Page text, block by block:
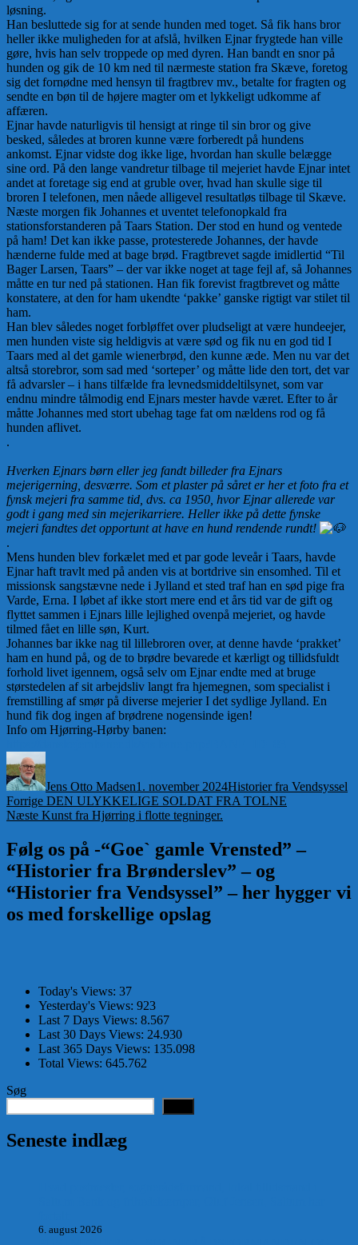
løsning.
Han besluttede sig for at sende hunden med toget. Så fik hans bror
heller ikke muligheden for at afslå, hvilken Ejnar frygtede han ville
gøre, hvis han selv troppede op med dyren. Han bandt en snor på
hunden og gik de 10 km ned til nærmeste station fra Skæve, foretog
sig det fornødne med hensyn til fragtbrev mv., betalte for fragten og
sendte en bøn til de højere magter om et lykkeligt udkomme af
affæren.
Ejnar havde naturligvis til hensigt at ringe til sin bror og give
besked, således at broren kunne være forberedt på hundens
ankomst. Ejnar vidste dog ikke lige, hvordan han skulle belægge
sine ord. På den lange vandretur tilbage til mejeriet havde Ejnar intet
andet at foretage sig end at gruble over, hvad han skulle sige til
broren I telefonen, men nåede alligevel resultatløs tilbage til Skæve.
Næste morgen fik Johannes et uventet telefonopkald fra
stationsforstanderen på Taars Station. Der stod en hund og ventede
på ham! Det kan ikke passe, protesterede Johannes, der havde
hænderne fulde med at bage brød. Fragtbrevet sagde imidlertid “Til
Bager Larsen, Taars” – der var ikke noget at tage fejl af, så Johannes
måtte en tur ned på stationen. Han fik forevist fragtbrevet og måtte
konstatere, at den for ham ukendte ‘pakke’ ganske rigtigt var stilet til
ham.
Han blev således noget forbløffet over pludseligt at være hundeejer,
men hunden viste sig heldigvis at være sød og fik nu en god tid I
Taars med al det gamle wienerbrød, den kunne æde. Men nu var det
altså storebror, som sad med ‘sorteper’ og måtte lide den tort, det var
få advarsler – i hans tilfælde fra levnedsmiddeltilsynet, som var
endnu mindre tålmodig end Ejnars mester havde været. Efter to år
måtte Johannes med stort ubehag tage fat om nældens rod og få
hunden aflivet.
.
Hverken Ejnars børn eller jeg fandt billeder fra Ejnars
mejerigerning, desværre. Som et plaster på såret er her et foto fra et
fynsk mejeri fra samme tid, dvs. ca 1950, hvor Ejnar allerede var
godt i gang med sin mejerikarriere. Heller ikke på dette fynske
mejeri fandtes det opportunt at have en hund rendende rundt!
.
Mens hunden blev forkælet med et par gode leveår i Taars, havde
Ejnar haft travlt med på anden vis at bortdrive sin ensomhed. Til et
missionsk sangstævne nede i Jylland et sted traf han en sød pige fra
Varde, Erna. I løbet af ikke stort mere end et års tid var de gift og
flyttet sammen i Ejnars lille lejlighed ovenpå mejeriet, og havde
tilmed fået en lille søn, Kurt.
Johannes bar ikke nag til lillebroren over, at denne havde ‘prakket’
ham en hund på, og de to brødre bevarede et kærligt og tillidsfuldt
forhold livet igennem, også selv om Ejnar endte med at bruge
størstedelen af sit arbejdsliv langt fra hjemegnen, som specialist i
fremstilling af smør på diverse mejerier I det sydlige Jylland. En
hund fik dog ingen af brødrene nogensinde igen!
Info om Hjørring-Hørby banen:
Jens Otto Madsen1. november 2024Historier fra Vendsyssel
Indlægsnavigation
Forrige Forrige
indlæg:
DEN ULYKKELIGE SOLDAT FRA TOLNE
Næste Næste
Kunst fra Hjørring i flotte tegninger.
Følg os på -“Goe` gamle Vrensted” –
“Historier fra Brønderslev” – og
“Historier fra Vendsyssel” – her hygger vi
os med forskellige opslag
Today's Views: 37
Yesterday's Views: 923
Last 7 Days Views: 8.567
Last 30 Days Views: 24.930
Last 365 Days Views: 135.098
Total Views: 645.762
Søg
Seneste indlæg
6. august 2026